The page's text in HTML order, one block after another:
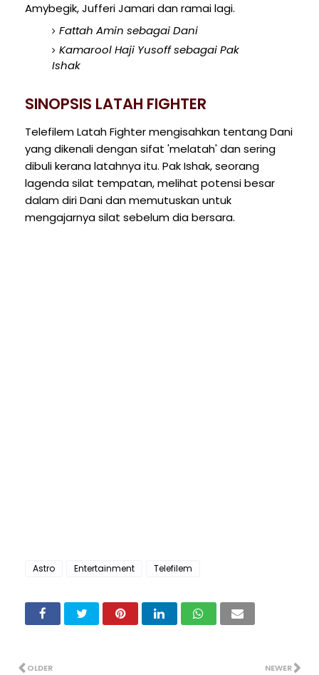
Amybegik, Jufferi Jamari dan ramai lagi.
Fattah Amin sebagai Dani
Kamarool Haji Yusoff sebagai Pak
Ishak
SINOPSIS LATAH FIGHTER
Telefilem Latah Fighter mengisahkan tentang Dani
yang dikenali dengan sifat 'melatah' dan sering
dibuli kerana latahnya itu. Pak Ishak, seorang
lagenda silat tempatan, melihat potensi besar
dalam diri Dani dan memutuskan untuk
mengajarnya silat sebelum dia bersara.
Astro Entertainment Telefilem
NEWER
OLDER